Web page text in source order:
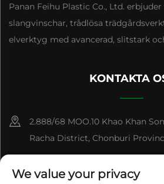
Panan Feihu Plastic Co., Ltd.
slangvinschar, trådlösa
elverktyg med avancerad, slitstark
KONTAKTA
2.888/68 MOO.10 Khao Khan
Racha District, Chonburi
We value your privacy